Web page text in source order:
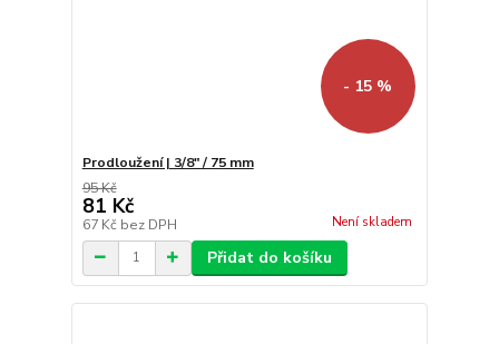
- 15 %
Prodloužení | 3/8" / 75 mm
95 Kč
81 Kč
67 Kč bez DPH Není skladem
Přidat do košíku